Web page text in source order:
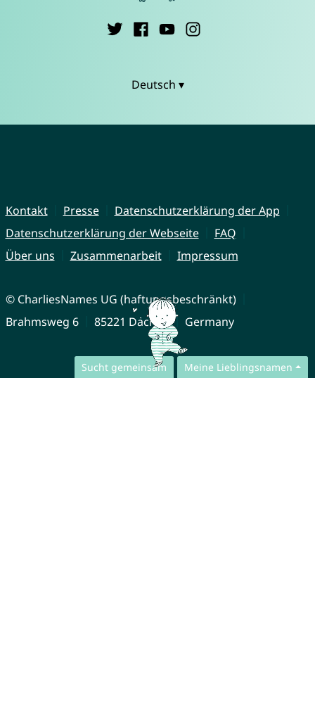
Sucht gemeinsam Meine Lieblingsnamen
Deutsch ▾
Kontakt Presse
Datenschutzerklärung der App
Datenschutzerklärung der Webseite
FAQ
Über uns
Zusammenarbeit Impressum
© CharliesNames UG (haftungsbeschränkt)
Brahmsweg 6
85221 Dachau Germany